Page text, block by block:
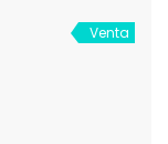
Venta